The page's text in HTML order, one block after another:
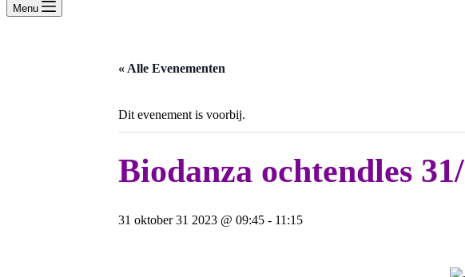
Menu
« Alle Evenementen
Dit evenement is voorbij.
Biodanza ochtendles
31 oktober 31 2023 @ 09:45 - 11:15